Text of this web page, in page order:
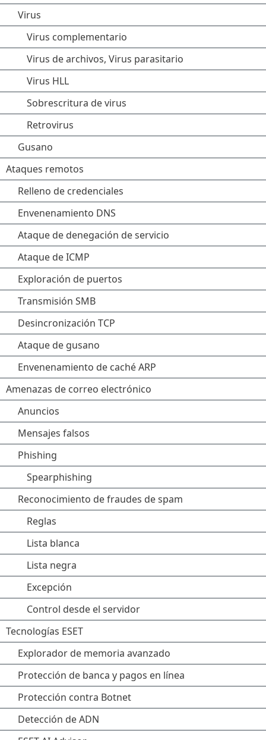
Virus
Virus complementario
Virus de archivos, Virus parasitario
Virus HLL
Sobrescritura de virus
Retrovirus
Gusano
Ataques remotos
Relleno de credenciales
Envenenamiento DNS
Ataque de denegación de servicio
Ataque de ICMP
Exploración de puertos
Transmisión SMB
Desincronización TCP
Ataque de gusano
Envenenamiento de caché ARP
Amenazas de correo electrónico
Anuncios
Mensajes falsos
Phishing
Spearphishing
Reconocimiento de fraudes de spam
Reglas
Lista blanca
Lista negra
Excepción
Control desde el servidor
Tecnologías ESET
Explorador de memoria avanzado
Protección de banca y pagos en línea
Protección contra Botnet
Detección de ADN